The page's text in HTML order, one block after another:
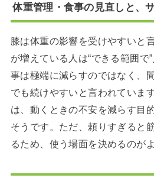
体重管理・食事の見直しと、
膝は体重の影響を受けやすいと
が増えている人は“できる範囲で
事は極端に減らすのではなく、
でも続けやすいと言われていま
は、動くときの不安を減らす目
そうです。ただ、頼りすぎると
るため、使う場面を決めるのが